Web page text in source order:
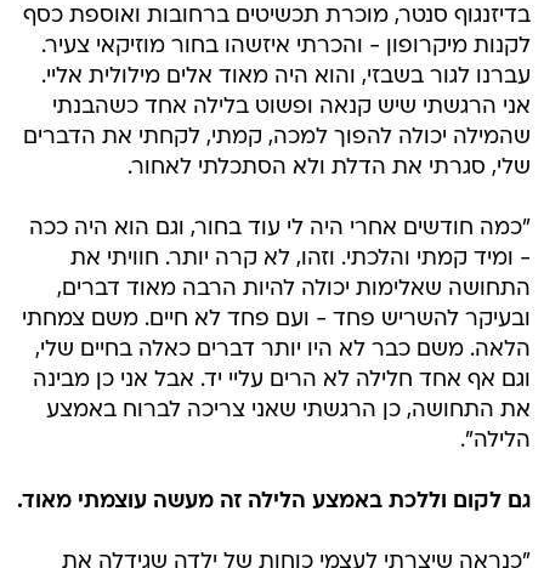
בדיזנגוף סנטר, מוכרת תכשיטים ברחובות ואוספת כסף
לקנות מיקרופון - והכרתי איזשהו בחור מוזיקאי צעיר.
עברנו לגור בשבזי, והוא היה מאוד אלים מילולית אליי.
אני הרגשתי שיש קנאה ופשוט בלילה אחד כשהבנתי
שהמילה יכולה להפוך למכה, קמתי, לקחתי את הדברים
שלי, סגרתי את הדלת ולא הסתכלתי לאחור.
"כמה חודשים אחרי היה לי עוד בחור, וגם הוא היה ככה
- ומיד קמתי והלכתי. וזהו, לא קרה יותר. חוויתי את
התחושה שאלימות יכולה להיות הרבה מאוד דברים,
ובעיקר להשריש פחד - ועם פחד לא חיים. משם צמחתי
הלאה. משם כבר לא היו יותר דברים כאלה בחיים שלי,
וגם אף אחד חלילה לא הרים עליי יד. אבל אני כן מבינה
את התחושה, כן הרגשתי שאני צריכה לברוח באמצע
הלילה".
גם לקום וללכת באמצע הלילה זה מעשה עוצמתי מאוד.
"כנראה שיצרתי לעצמי כוחות של ילדה שגידלה את